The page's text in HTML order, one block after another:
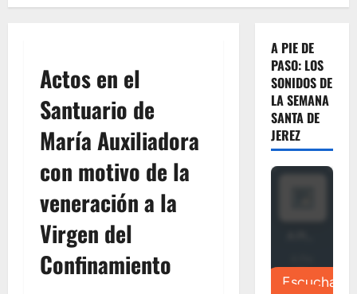
Actos en el
Santuario de
María Auxiliadora
con motivo de la
veneración a la
Virgen del
Confinamiento
A PIE DE
PASO: LOS
SONIDOS DE
LA SEMANA
SANTA DE
JEREZ